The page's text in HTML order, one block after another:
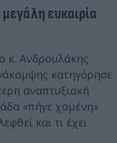
ευκαιρία
ο κ. Ανδρουλάκης
κατηγόρησε
αναπτυξιακή
«πήγε χαμένη»
και τι έχει